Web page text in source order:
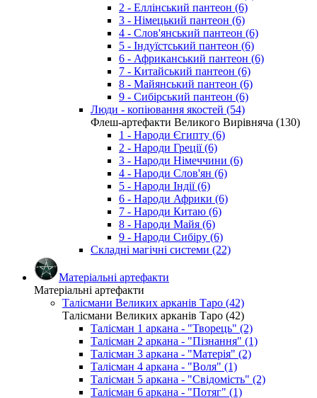
2 - Еллінський пантеон (6)
3 - Німецький пантеон (6)
4 - Слов'янський пантеон (6)
5 - Індуїстський пантеон (6)
6 - Африканський пантеон (6)
7 - Китайський пантеон (6)
8 - Майянський пантеон (6)
9 - Сибірський пантеон (6)
Люди - копіювання якостей (54)
Флеш-артефакти Великого Вирівняча (130)
1 - Народи Єгипту (6)
2 - Народи Греції (6)
3 - Народи Німеччини (6)
4 - Народи Слов'ян (6)
5 - Народи Індії (6)
6 - Народи Африки (6)
7 - Народи Китаю (6)
8 - Народи Майя (6)
9 - Народи Сибіру (6)
Складні магічні системи (22)
Матеріальні артефакти
Матеріальні артефакти
Талісмани Великих арканів Таро (42)
Талісмани Великих арканів Таро (42)
Талісман 1 аркана - "Творець" (2)
Талісман 2 аркана - "Пізнання" (1)
Талісман 3 аркана - "Матерія" (2)
Талісман 4 аркана - "Воля" (1)
Талісман 5 аркана - "Свідомість" (2)
Талісман 6 аркана - "Потяг" (1)